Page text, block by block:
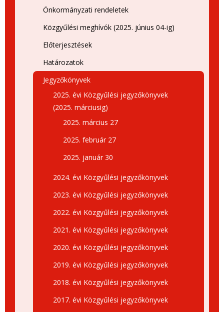
Önkormányzati rendeletek
Közgyűlési meghívók (2025. június 04-ig)
Előterjesztések
Határozatok
Jegyzőkönyvek
2025. évi Közgyűlési jegyzőkönyvek
(2025. márciusig)
2025. március 27
2025. február 27
2025. január 30
2024. évi Közgyűlési jegyzőkönyvek
2023. évi Közgyűlési jegyzőkönyvek
2022. évi Közgyűlési jegyzőkönyvek
2021. évi Közgyűlési jegyzőkönyvek
2020. évi Közgyűlési jegyzőkönyvek
2019. évi Közgyűlési jegyzőkönyvek
2018. évi Közgyűlési jegyzőkönyvek
2017. évi Közgyűlési jegyzőkönyvek